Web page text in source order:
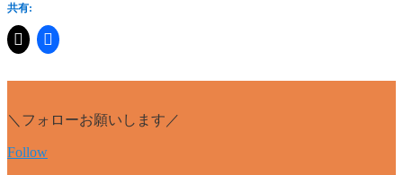
共有:
＼フォローお願いします／
Follow